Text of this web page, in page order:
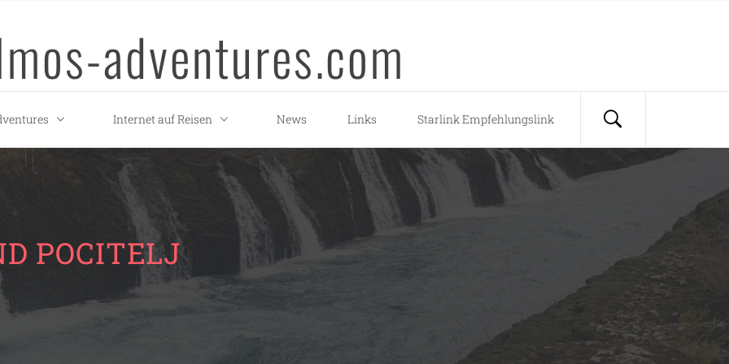
adventures.com
Internet auf Reisen News Links Starlink Empfehlungslink
POCITELJ